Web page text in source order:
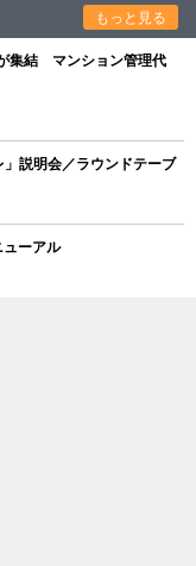
もっと見る
集結 マンション管理代
説明会／ラウンドテーブ
ーアル